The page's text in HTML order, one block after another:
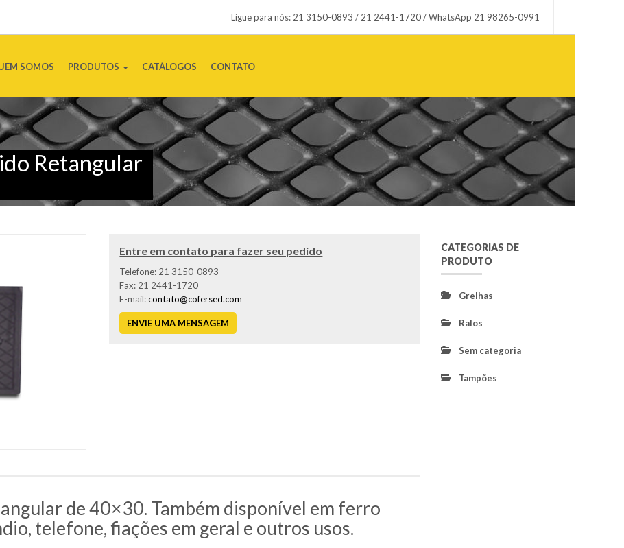
Ligue para nós: 21 3150-0893 / 21 2441-1720 / WhatsApp 21 98265-0991
SOMOS PRODUTOS CATÁLOGOS CONTATO
Retangular
Entre em contato para fazer seu pedido
Telefone: 21 3150-0893
Fax: 21 2441-1720
E-mail:contato@cofersed.com
ENVIE UMA MENSAGEM
de 40×30. Também disponível em ferro
telefone, fiações em geral e outros usos.
CATEGORIAS DE
PRODUTO
Grelhas
Ralos
Sem categoria
Tampões